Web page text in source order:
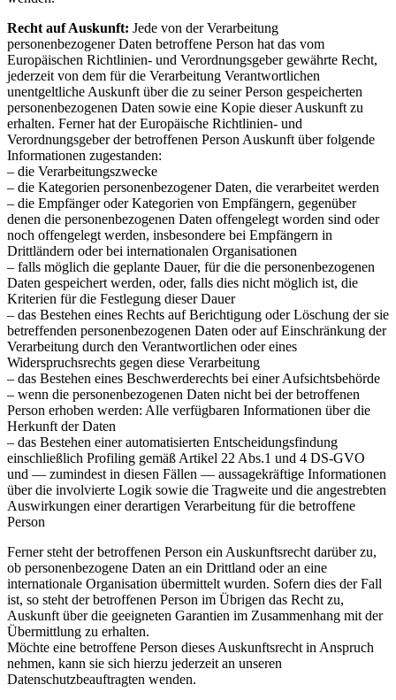
Recht auf Auskunft: Jede von der Verarbeitung
personenbezogener Daten betroffene Person hat das vom
Europäischen Richtlinien- und Verordnungsgeber gewährte Recht,
jederzeit von dem für die Verarbeitung Verantwortlichen
unentgeltliche Auskunft über die zu seiner Person gespeicherten
personenbezogenen Daten sowie eine Kopie dieser Auskunft zu
erhalten. Ferner hat der Europäische Richtlinien- und
Verordnungsgeber der betroffenen Person Auskunft über folgende
Informationen zugestanden:
– die Verarbeitungszwecke
– die Kategorien personenbezogener Daten, die verarbeitet werden
– die Empfänger oder Kategorien von Empfängern, gegenüber
denen die personenbezogenen Daten offengelegt worden sind oder
noch offengelegt werden, insbesondere bei Empfängern in
Drittländern oder bei internationalen Organisationen
– falls möglich die geplante Dauer, für die die personenbezogenen
Daten gespeichert werden, oder, falls dies nicht möglich ist, die
Kriterien für die Festlegung dieser Dauer
– das Bestehen eines Rechts auf Berichtigung oder Löschung der sie
betreffenden personenbezogenen Daten oder auf Einschränkung der
Verarbeitung durch den Verantwortlichen oder eines
Widerspruchsrechts gegen diese Verarbeitung
– das Bestehen eines Beschwerderechts bei einer Aufsichtsbehörde
– wenn die personenbezogenen Daten nicht bei der betroffenen
Person erhoben werden: Alle verfügbaren Informationen über die
Herkunft der Daten
– das Bestehen einer automatisierten Entscheidungsfindung
einschließlich Profiling gemäß Artikel 22 Abs.1 und 4 DS-GVO
und — zumindest in diesen Fällen — aussagekräftige Informationen
über die involvierte Logik sowie die Tragweite und die angestrebten
Auswirkungen einer derartigen Verarbeitung für die betroffene
Person
Ferner steht der betroffenen Person ein Auskunftsrecht darüber zu,
ob personenbezogene Daten an ein Drittland oder an eine
internationale Organisation übermittelt wurden. Sofern dies der Fall
ist, so steht der betroffenen Person im Übrigen das Recht zu,
Auskunft über die geeigneten Garantien im Zusammenhang mit der
Übermittlung zu erhalten.
Möchte eine betroffene Person dieses Auskunftsrecht in Anspruch
nehmen, kann sie sich hierzu jederzeit an unseren
Datenschutzbeauftragten wenden.